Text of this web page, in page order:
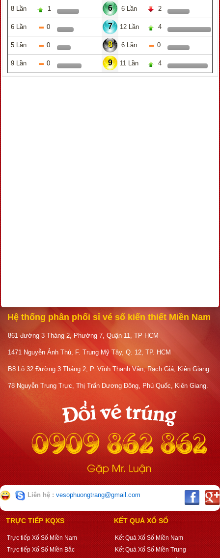
8 Lần 1 6 6 Lần 2
6 Lần 0 7 12 Lần 4
5 Lần 0 8 6 Lần 0
9 Lần 0 9 11 Lần 4
Hệ thống phân phối sỉ vé số kiến thiết Miền Nam
861 đường 3 Tháng 2, Phường 7, Quận 11, TP HCM
1471 Nguyễn Ảnh Thủ, F. Trung Mỹ Tây, Q. 12, TP. HCM
B8 Lô 32 Đường 3 Tháng 2, P. Vĩnh Thanh Vân, Rạch Giá, Kiên Giang.
78 Nguyễn Trung Trực, Thị Trấn Dương Đông, Phú Quốc, Kiên Giang.
Liên hệ : vesophuongtrang@gmail.com
TRỰC TIẾP KQXS
Trực tiếp Xổ Số Miền Nam
Trực tiếp Xổ Số Miền Bắc
KẾT QUẢ XỔ SỐ
Kết Quả Xổ Số Miền Nam
Kết Quả Xổ Số Miền Trung